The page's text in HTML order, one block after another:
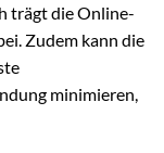
trägt die Online-
Zudem kann die
minimieren,